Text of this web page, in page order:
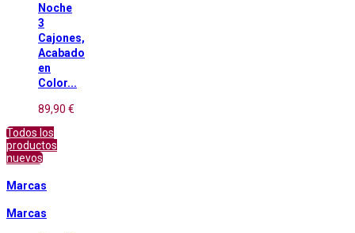
Noche
3
Cajones,
Acabado
en
Color...
89,90 €
Todos los
productos
nuevos
Marcas
Marcas